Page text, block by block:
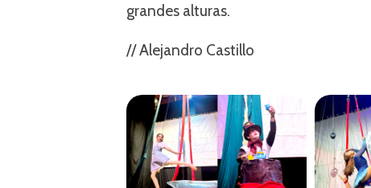
grandes alturas.
// Alejandro Castillo